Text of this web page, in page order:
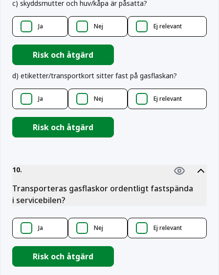
c) skyddsmutter och huv/kåpa är påsatta?
Ja Nej Ej relevant
Risk och åtgärd
d) etiketter/transportkort sitter fast på gasflaskan?
Ja Nej Ej relevant
Risk och åtgärd
10.
Transporteras gasflaskor ordentligt fastspända
i servicebilen?
Ja Nej Ej relevant
Risk och åtgärd